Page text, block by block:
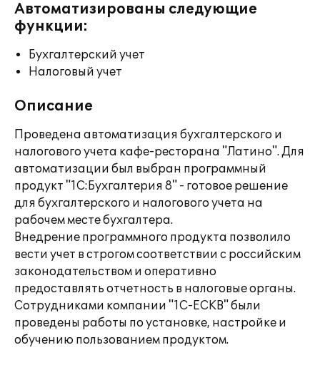
Автоматизированы следующие
функции:
Бухгалтерский учет
Налоговый учет
Описание
Проведена автоматизация бухгалтерского и
налогового учета кафе-ресторана "Латино". Для
автоматизации был выбран программный
продукт "1С:Бухгалтерия 8" - готовое решение
для бухгалтерского и налогового учета на
рабочем месте бухгалтера.
Внедрение программного продукта позволило
вести учет в строгом соответствии с российским
законодательством и оперативно
предоставлять отчетность в налоговые органы.
Сотрудниками компании "1С-ЕСКВ" были
проведены работы по установке, настройке и
обучению пользованием продуктом.